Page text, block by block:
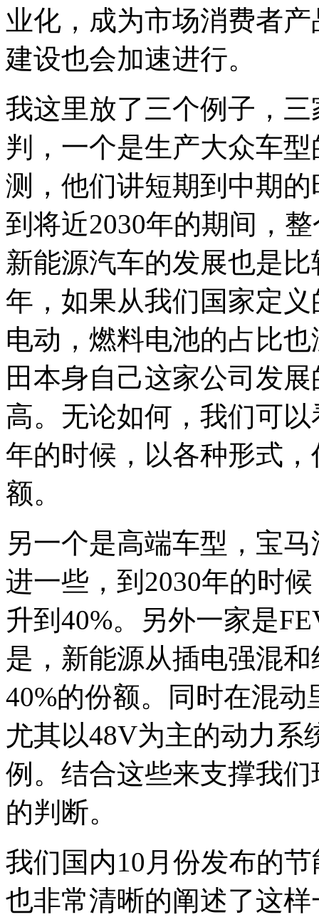
业化，成为市场消费者
建设也会加速进行。
我这里放了三个例子，
判，一个是生产大众车
测，他们讲短期到中期
到将近2030年的期间，
新能源汽车的发展也是
年，如果从我们国家定
电动，燃料电池的占比
田本身自己这家公司发
高。无论如何，我们可
年的时候，以各种形式
额。
另一个是高端车型，宝
进一些，到2030年的时
升到40%。另外一家是
是，新能源从插电强混
40%的份额。同时在混
尤其以48V为主的动力系
例。结合这些来支撑我
的判断。
我们国内10月份发布的
也非常清晰的阐述了这